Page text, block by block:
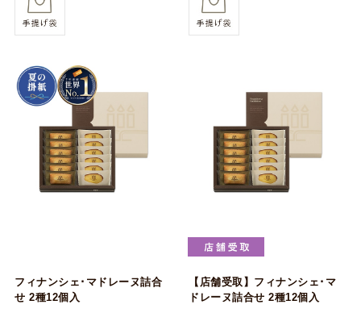
フィナンシェ･マドレーヌ詰合
せ 2種12個入
【店舗受取】フィナンシェ･マ
ドレーヌ詰合せ 2種12個入